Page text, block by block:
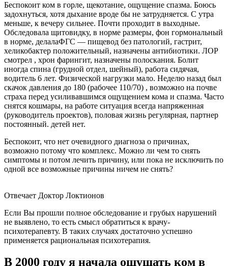
Беспокоит ком в горле, щекотание, ощущение спазма. Боюсь
задохнуться, хотя дыхание вроде бы не затрудняется. С утра
меньше, к вечеру сильнее. Почти проходит в выходные.
Обследовала щитовидку, в норме размеры, фон гормональный
в норме, делалаФГС — пищевод без патологий, гастрит,
хеликобактер положительный, назначены антибиотики. ЛОР
смотрел , хрон фарингит, назначены полоскания. Болит
иногда спина (грудной отдел, шейный), работа сидячая,
водитель 6 лет. Физической нагрузки мало. Неделю назад был
скачок давления до 180 (рабочее 110/70) , возможно на почве
страха перед усиливавшимся ощущением кома и спазма. Часто
снятся кошмары, на работе ситуация всегда напряженная
(руководитель проектов), половая жизнь регулярная, партнер
постоянный. детей нет.
Беспокоит, что нет очевидного диагноза о причинах,
возможно потому что комплекс. Можно ли чем то снять
симптомы и потом лечить причину, или пока не исключить по
одной все возможные причины ничем не снять?
Отвечает Доктор Локтионов
Если Вы прошли полное обследование и грубых нарушений
не выявлено, то есть смысл обратиться к врачу-
психотерапевту. В таких случаях достаточно успешно
применяется рациональная психотерапия.
В 2000 году я начала ощущать ком в